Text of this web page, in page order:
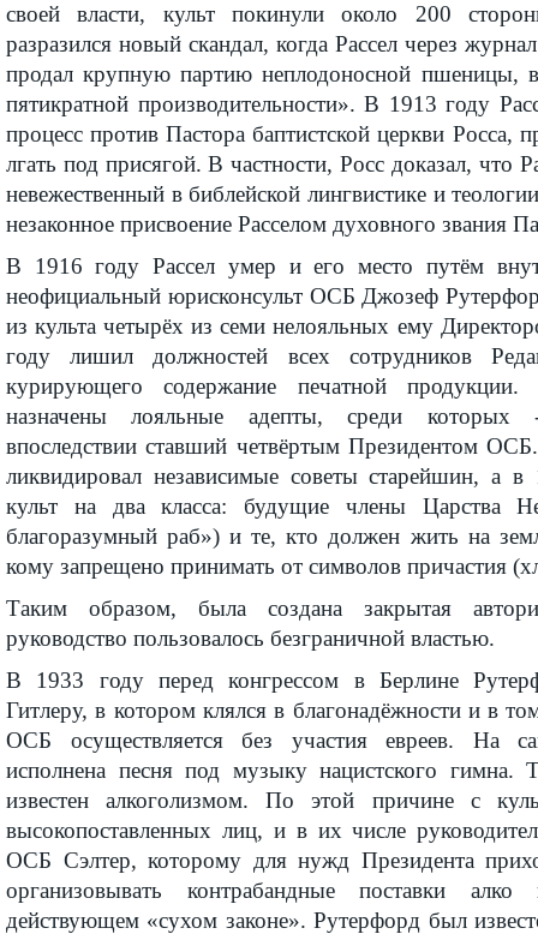
своей власти, культ покинули около 200
разразился новый скандал, когда Рассел через
продал крупную партию неплодоносной пшеницы,
пятикратной производи­тельности». В 1913 году
процесс против Пастора баптистской церкви Росса,
лгать под присягой. В частности, Росс доказал, что
невежественный в библейской лингвистике и
незаконное присвоение Расселом духовного звания
В 1916 году Рассел умер и его место путём
неофициальный юрисконсульт ОСБ Джозеф
из культа четырёх из семи нелояльных ему
году лишил должностей всех сотрудников
курирующего содержание печатной
назначены лояльные адепты, среди
впоследствии ставший четвёртым Президентом
ликвиди­ровал неза­ви­си­мые советы старейшин, а
культ на два класса: будущие члены Царства
благоразумный раб») и те, кто должен жить на
кому запрещено принимать от символов причастия
Таким образом, была создана закрытая
руководство пользовалось безграничной властью.
В 1933 году перед конгрессом в Берлине
Гитлеру, в котором клялся в благонадёжности и в
ОСБ осуществляется без участия евреев. На
исполнена песня под музыку нацистского гимна.
известен алкоголизмом. По этой причине с
высокопоставленных лиц, и в их числе
ОСБ Сэлтер, которому для нужд Президента
организовывать контрабандные поставки
действующем «сухом законе». Рутерфорд был